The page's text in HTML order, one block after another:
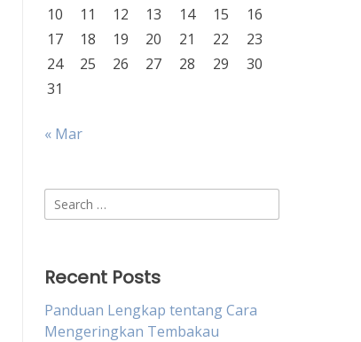
10
11 12 13 14 15
16
17
18 19 20 21 22
23
24
25 26 27 28 29
30
31
« Mar
Search
for:
Recent Posts
Panduan Lengkap tentang Cara
Mengeringkan Tembakau